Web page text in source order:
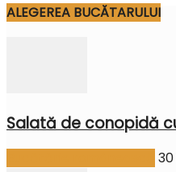
ALEGEREA BUCĂTARULUI
Salată de conopidă